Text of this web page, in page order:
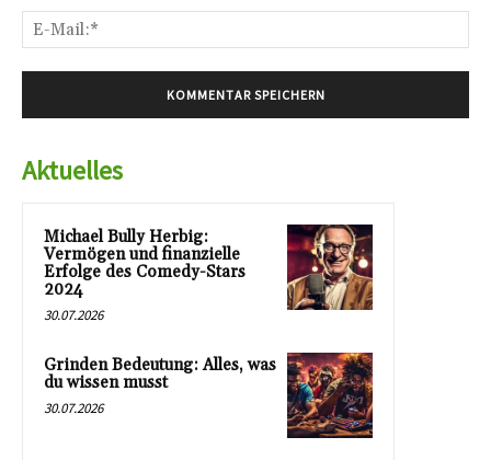
Aktuelles
Michael Bully Herbig:
Vermögen und finanzielle
Erfolge des Comedy-Stars
2024
30.07.2026
Grinden Bedeutung: Alles, was
du wissen musst
30.07.2026